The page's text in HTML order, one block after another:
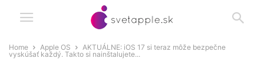
Home Apple OS
AKTUÁLNE: iOS 17 si teraz môže bezpečne
vyskúšať každý. Takto si nainštalujete...